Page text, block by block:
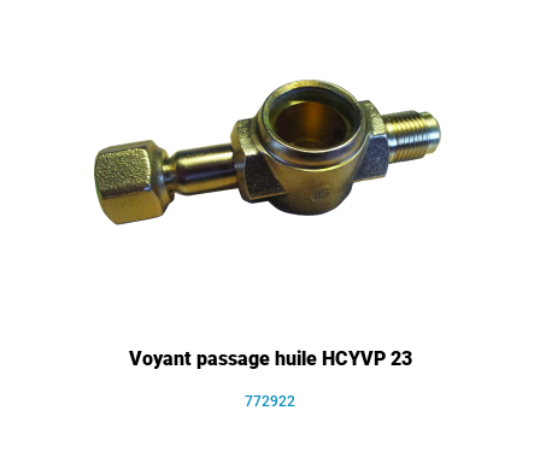
Voyant passage huile HCYVP 23
772922